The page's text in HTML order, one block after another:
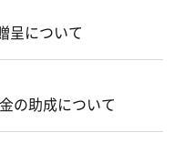
呈について
の助成について